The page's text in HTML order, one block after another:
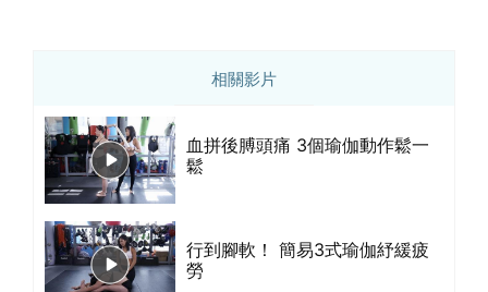
相關影片
血拼後膊頭痛 3個瑜伽動作鬆一
鬆
行到腳軟！ 簡易3式瑜伽紓緩疲
勞